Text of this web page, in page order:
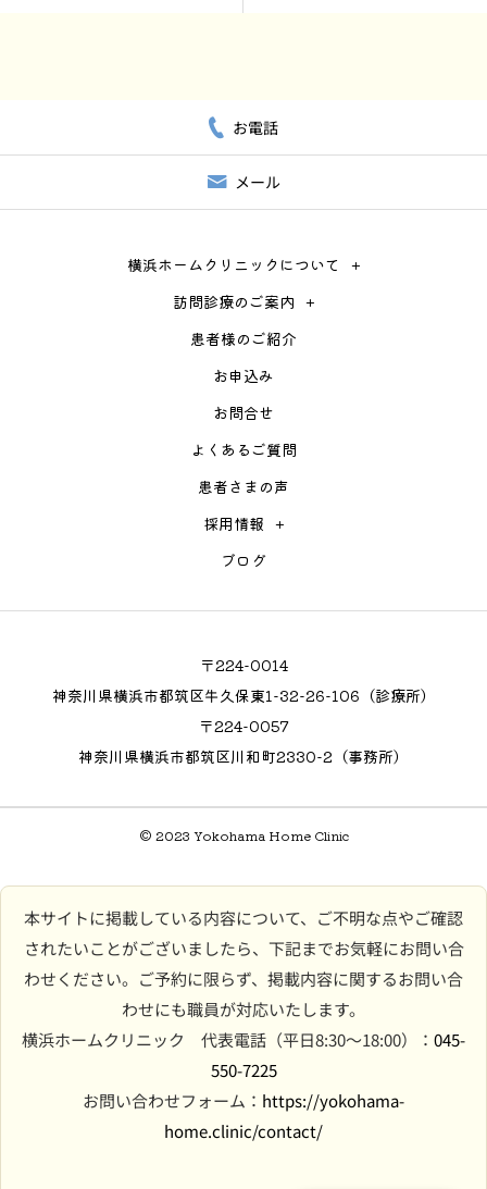
お電話
メール
横浜ホームクリニックについて
訪問診療のご案内
患者様のご紹介
お申込み
お問合せ
よくあるご質問
患者さまの声
採用情報
ブログ
〒224-0014
神奈川県横浜市都筑区牛久保東1-32-26-106（診療所）
〒224-0057
神奈川県横浜市都筑区川和町2330-2（事務所）
© 2023 Yokohama Home Clinic
本サイトに掲載している内容について、ご不明な点やご確認
されたいことがございましたら、下記までお気軽にお問い合
わせください。ご予約に限らず、掲載内容に関するお問い合
わせにも職員が対応いたします。
横浜ホームクリニック 代表電話（平日8:30〜18:00）： 045-
550-7225
お問い合わせフォーム： https://yokohama-
home.clinic/contact/